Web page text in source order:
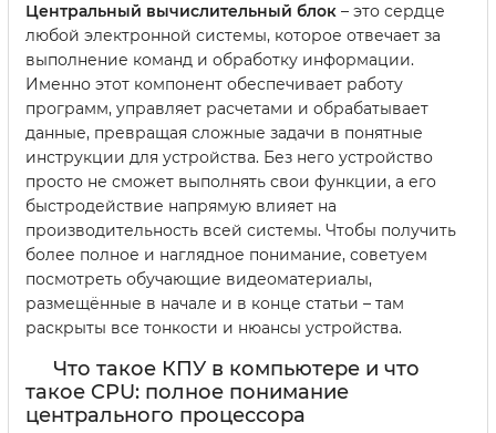
Центральный вычислительный блок – это сердце
любой электронной системы, которое отвечает за
выполнение команд и обработку информации.
Именно этот компонент обеспечивает работу
программ, управляет расчетами и обрабатывает
данные, превращая сложные задачи в понятные
инструкции для устройства. Без него устройство
просто не сможет выполнять свои функции, а его
быстродействие напрямую влияет на
производительность всей системы. Чтобы получить
более полное и наглядное понимание, советуем
посмотреть обучающие видеоматериалы,
размещённые в начале и в конце статьи – там
раскрыты все тонкости и нюансы устройства.
Что такое КПУ в компьютере и что
такое CPU: полное понимание
центрального процессора